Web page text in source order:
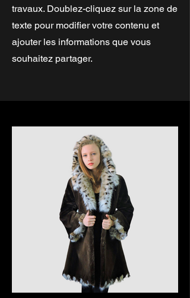
travaux. Doublez-cliquez sur la zone de
texte pour modifier votre contenu et
ajouter les informations que vous
souhaitez partager.